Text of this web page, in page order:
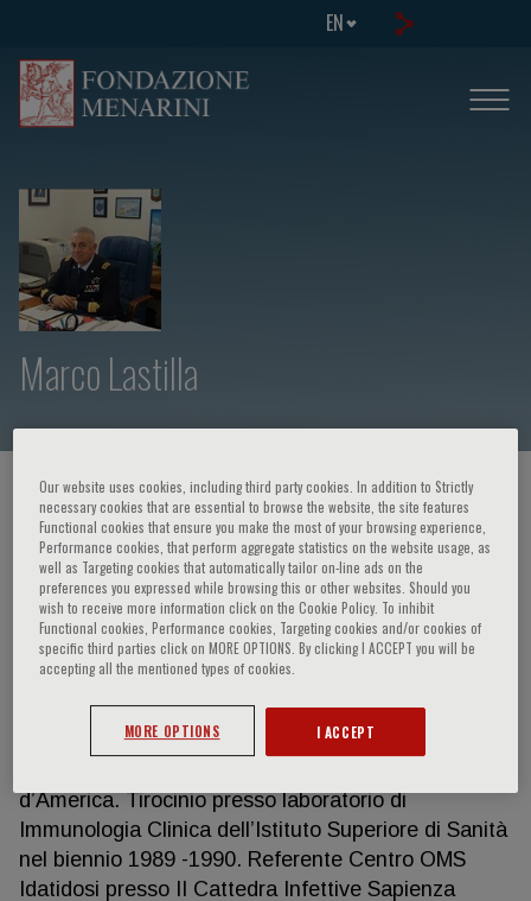
EN
Marco Lastilla
HOME PAGE / COURSES AND EVENTS / SPEAKER
Marco Lastilla
Missioni Umanitarie in Mali ed Uganda come
Direttore Laboratorio Analisi 2009 e 2010; Missioni
come medico militare in Iraq, Afghanistan, Kosovo,
d’America. Tirocinio presso laboratorio di
Immunologia Clinica dell’Istituto Superiore di Sanità
nel biennio 1989 -1990. Referente Centro OMS
Idatidosi presso II Cattedra Infettive Sapienza
Our website uses cookies, including third party cookies. In addition to Strictly
necessary cookies that are essential to browse the website, the site features
Functional cookies that ensure you make the most of your browsing experience,
Performance cookies, that perform aggregate statistics on the website usage, as
well as Targeting cookies that automatically tailor on-line ads on the
preferences you expressed while browsing this or other websites. Should you
wish to receive more information click on the Cookie Policy. To inhibit
Functional cookies, Performance cookies, Targeting cookies and/or cookies of
specific third parties click on MORE OPTIONS. By clicking I ACCEPT you will be
accepting all the mentioned types of cookies.
MORE OPTIONS I ACCEPT